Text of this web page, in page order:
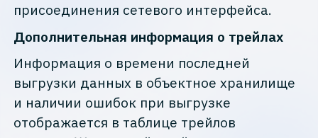
присоединения сетевого интерфейса.
Дополнительная информация о трейлах
Информация о времени последней
выгрузки данных в объектное хранилище
и наличии ошибок при выгрузке
отображается в таблице трейлов